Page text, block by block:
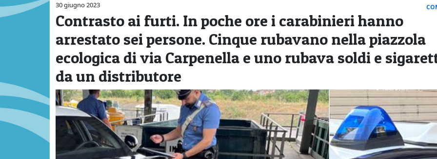
30 giugno 2023
Contrasto ai furti. In poche ore i carabinieri hanno
arrestato sei persone. Cinque rubavano nella piazzola
ecologica di via Carpenella e uno rubava soldi e
da un distributore